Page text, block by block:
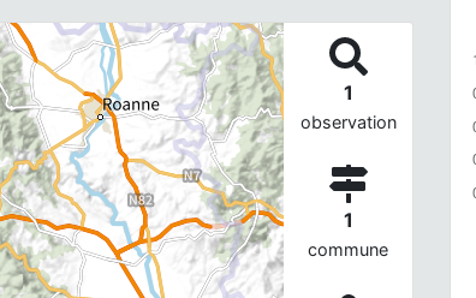
1
observation
1
commune